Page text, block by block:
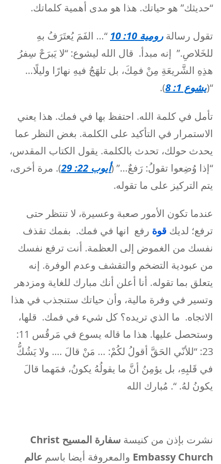
“حديثك” هو حياتك. هذا هو مدى أهمية كلماتك.
تقول رسالةرومية 10: 10
“… الفَمَ يُعتَرَفُ بهِ
للخَلاصِ.” إنه مبدأ. قال الله ليشوع: “لا يَبرَحْ سِفرُ
هذِهِ الشَّريعَةِ مِنْ فمِكَ، بل تلهَجُ فيهِ نهارًا وليلًا…
“(يشوع 1: 8 ).
تأمل في كلمة الله. احتفظ بها في فمك. هذا يعني
الاستمرار في التأكيد على الكلمة. بغض النظر عما
يحدث حولك، تحدث بالكلمة. يقول الكتاب المقدس،
“إذا وُضِعوا تقولُ: رَفعٌ…” (أيوب 22: 29
). مرة أخرى،
يتم التركيز على ما تقوله.
عندما تكون الأمور صعبة وعسيرة، لا تنتظر حتى
ترفع؛ لديك قوة رفع انها في فمك. بفمك تقذف
نفسك من الغموض إلى العظمة. أنت ترفع نفسك
من عبودية التضخم والتقشف وعدم الوفرة. إنه
يتعلق بما تقوله. أنا أعلن أنك مبارك للغاية ومزدهر
وتسير في وفرة مالية، وأن حياتك ستنجذب في هذا
الاتجاه. ما الذي تريده؟ كل شيء في فمك. قلها،
وستحصل عليها. هذا ما قاله يسوع في مَرقُس 11:
23: “للأنّي الحَقَّ أقولُ لكُمْ: … مَنْ قالَ …. ولا يَشُكُّ
في قَلبِهِ، بل يؤمِنُ أنَّ ما يقولُهُ يكونُ، فمَهما قالَ
يكونُ لهُ. “. مُبارك الله
نشرت بإذن من كنيسة سفارة المسيح Christ
Embassy Church والمعروفة أيضا باسم عالم